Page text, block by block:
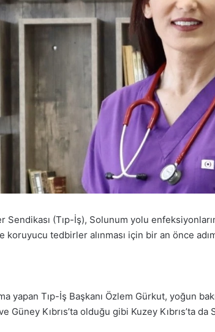
Sendikası (Tıp-İş), Solunum yolu
tedbirler alınması için bir an önce
yapan Tıp-İş Başkanı Özlem Gürkut, yoğun
Güney Kıbrıs’ta olduğu gibi Kuzey Kıbrıs’ta